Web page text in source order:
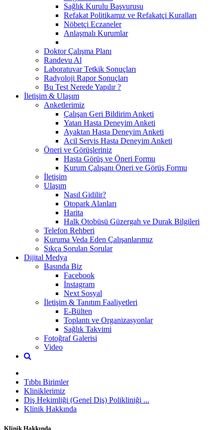
Sağlık Kurulu Başvurusu
Refakat Politikamız ve Refakatçi Kuralları
Nöbetçi Eczaneler
Anlaşmalı Kurumlar
Doktor Çalışma Planı
Randevu Al
Laboratuvar Tetkik Sonuçları
Radyoloji Rapor Sonuçları
Bu Test Nerede Yapılır ?
İletişim & Ulaşım
Anketlerimiz
Çalışan Geri Bildirim Anketi
Yatan Hasta Deneyim Anketi
Ayaktan Hasta Deneyim Anketi
Acil Servis Hasta Deneyim Anketi
Öneri ve Görüşleriniz
Hasta Görüş ve Öneri Formu
Kurum Çalışanı Öneri ve Görüş Formu
İletişim
Ulaşım
Nasıl Gidilir?
Otopark Alanları
Harita
Halk Otobüsü Güzergah ve Durak Bilgileri
Telefon Rehberi
Kuruma Veda Eden Çalışanlarımız
Sıkça Sorulan Sorular
Dijital Medya
Basında Biz
Facebook
İnstagram
Next Sosyal
İletişim & Tanıtım Faaliyetleri
E-Bülten
Toplantı ve Organizasyonlar
Sağlık Takvimi
Fotoğraf Galerisi
Video
Tıbbı Birimler
Kliniklerimiz
Diş Hekimliği (Genel Diş) Polikliniği ...
Klinik Hakkında
Klinik Hakkında